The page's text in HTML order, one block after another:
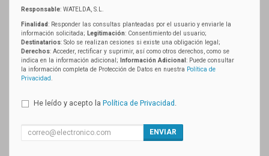
Responsable: WATELDA, S.L.
Finalidad: Responder las consultas planteadas por el usuario y enviarle la
información solicitada; Legitimación: Consentimiento del usuario;
Destinatarios: Solo se realizan cesiones si existe una obligación legal;
Derechos: Acceder, rectificar y suprimir, así como otros derechos, como se
indica en la información adicional;
Información Adicional : Puede consultar
la información completa de Protección de Datos en nuestra Política de
Privacidad
He leído y acepto la Política de Privacidad
ENVIAR